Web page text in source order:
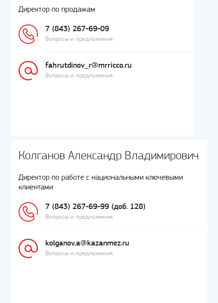
Директор по продажам
7 (843) 267-69-09
Вопросы и предложения
fahrutdinov_r@mrricco.ru
Вопросы и предложения
Колганов Александр Владимирович
Директор по работе с национальными ключевыми
клиентами
7 (843) 267-69-99 (доб. 128)
Вопросы и предложения
kolganov.a@kazanmez.ru
Вопросы и предложения